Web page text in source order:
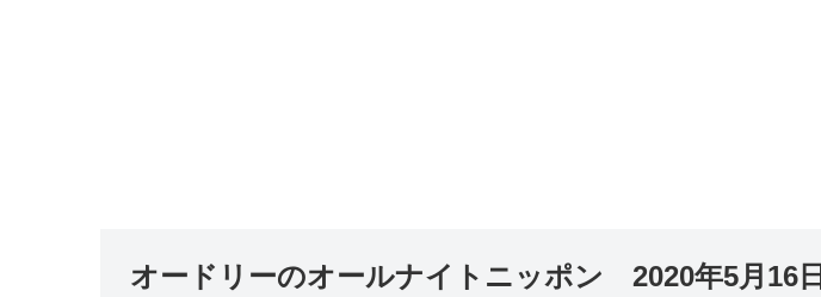
オードリーのオールナイトニッポン 2020年5月16日